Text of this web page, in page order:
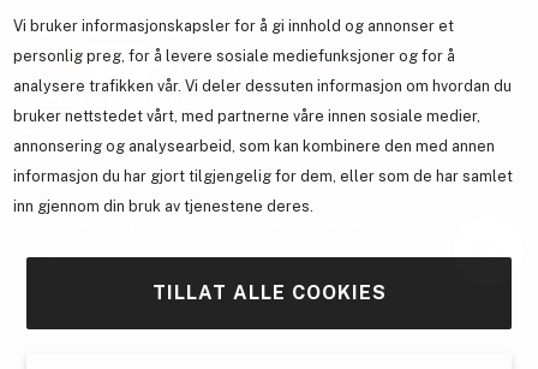
Vi bruker informasjonskapsler for å gi innhold og annonser et
personlig preg, for å levere sosiale mediefunksjoner og for å
analysere trafikken vår. Vi deler dessuten informasjon om hvordan du
bruker nettstedet vårt, med partnerne våre innen sosiale medier,
annonsering og analysearbeid, som kan kombinere den med annen
informasjon du har gjort tilgjengelig for dem, eller som de har samlet
inn gjennom din bruk av tjenestene deres.
TILLAT ALLE COOKIES
Samarbeid med oss
En del avBrandsdal Group AS
her.